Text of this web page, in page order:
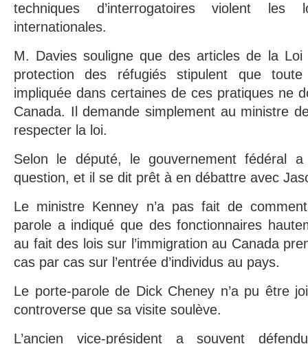
techniques d’interrogatoires violent les
internationales.
M. Davies souligne que des articles de la Loi
protection des réfugiés stipulent que
impliquée dans certaines de ces pratiques ne
Canada. Il demande simplement au ministre
respecter la loi.
Selon le député, le gouvernement fédéral
question, et il se dit prêt à en débattre avec
Le ministre Kenney n’a pas fait de
parole a indiqué que des fonctionnaires
au fait des lois sur l’immigration au Canada
cas par cas sur l’entrée d’individus au pays.
Le porte-parole de Dick Cheney n’a pu être
controverse que sa visite soulève.
L’ancien vice-président a souvent